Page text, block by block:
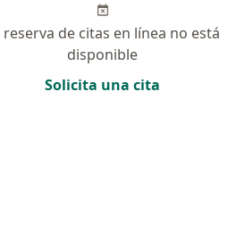
reserva de citas en línea no está
disponible
Solicita una cita